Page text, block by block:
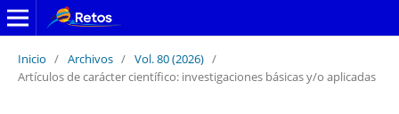
Inicio / Archivos / Vol. 80 (2026) /
Artículos de carácter científico: investigaciones básicas y/o aplicadas